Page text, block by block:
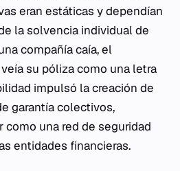
eran estáticas y dependían
la solvencia individual de
compañía caía, el
su póliza como una letra
impulsó la creación de
garantía colectivos,
como una red de seguridad
entidades financieras.